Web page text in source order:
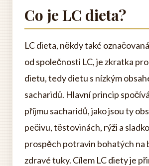
Co je LC dieta?
LC dieta, někdy také
od společnosti LC, je zkratka
dietu, tedy dietu s nízkým
sacharidů. Hlavní princip
příjmu sacharidů, jako jsou ty
pečivu, těstovinách, rýži a
prospěch potravin bohatých na
zdravé tuky. Cílem LC diety je